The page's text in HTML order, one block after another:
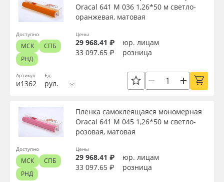
Артикул
и1362
Oracal 641 M 036 1,26*50 м светло-
оранжевая, матовая
Ед.
рул.
Цены
29 968.41 ₽
юр. лицам
33 097.65 ₽
розница
Доступно
МСК
СПБ
РНД
Пленка самоклеящаяся мономерная
Oracal 641 M 045 1,26*50 м светло-
розовая, матовая
Цены
29 968.41 ₽
юр. лицам
33 097.65 ₽
розница
Доступно
МСК
СПБ
РНД